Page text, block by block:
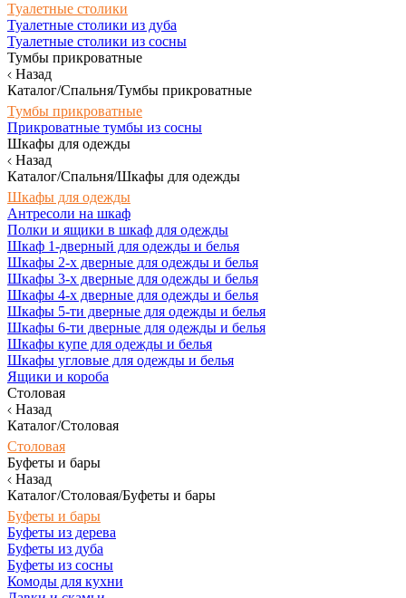
Туалетные столики
Туалетные столики из дуба
Туалетные столики из сосны
Тумбы прикроватные
Назад
Каталог/Спальня/Тумбы прикроватные
Тумбы прикроватные
Прикроватные тумбы из сосны
Шкафы для одежды
Назад
Каталог/Спальня/Шкафы для одежды
Шкафы для одежды
Антресоли на шкаф
Полки и ящики в шкаф для одежды
Шкаф 1-дверный для одежды и белья
Шкафы 2-х дверные для одежды и белья
Шкафы 3-х дверные для одежды и белья
Шкафы 4-х дверные для одежды и белья
Шкафы 5-ти дверные для одежды и белья
Шкафы 6-ти дверные для одежды и белья
Шкафы купе для одежды и белья
Шкафы угловые для одежды и белья
Ящики и короба
Столовая
Назад
Каталог/Столовая
Столовая
Буфеты и бары
Назад
Каталог/Столовая/Буфеты и бары
Буфеты и бары
Буфеты из дерева
Буфеты из дуба
Буфеты из сосны
Комоды для кухни